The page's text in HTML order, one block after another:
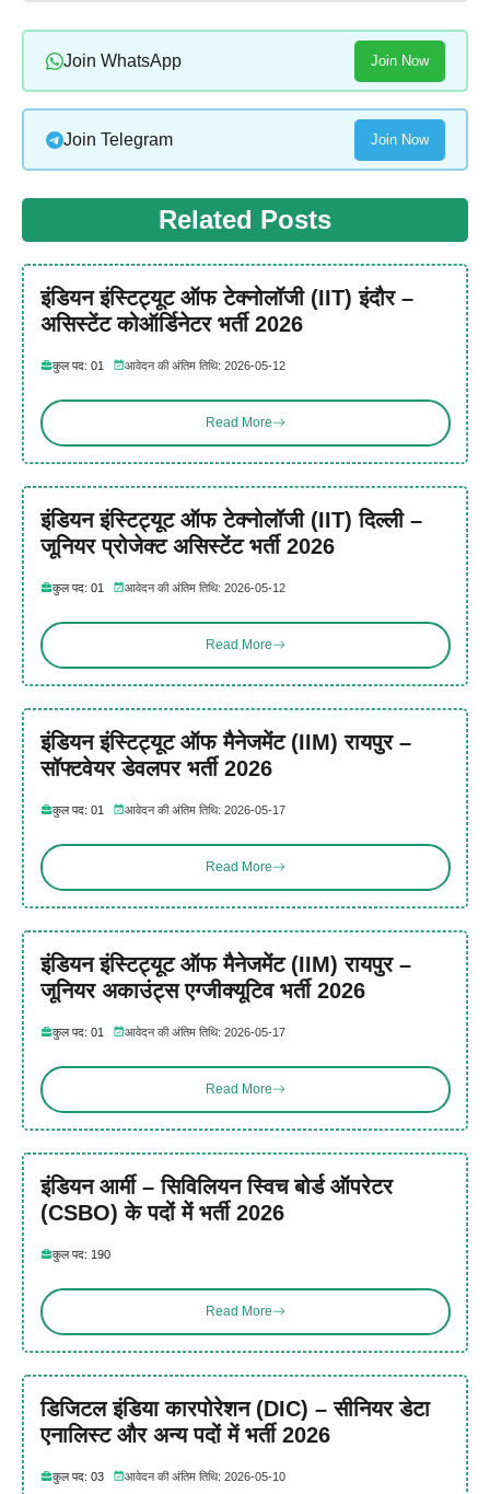
Join WhatsApp Join Now
Join Telegram Join Now
Related Posts
इंडियन इंस्टिट्यूट ऑफ टेक्नोलॉजी (IIT) इंदौर –
असिस्टेंट कोऑर्डिनेटर भर्ती 2026
कुल पद: 01 आवेदन की अंतिम तिथि: 2026-05-12
Read More
इंडियन इंस्टिट्यूट ऑफ टेक्नोलॉजी (IIT) दिल्ली –
जूनियर प्रोजेक्ट असिस्टेंट भर्ती 2026
कुल पद: 01 आवेदन की अंतिम तिथि: 2026-05-12
Read More
इंडियन इंस्टिट्यूट ऑफ मैनेजमेंट (IIM) रायपुर –
सॉफ्टवेयर डेवलपर भर्ती 2026
कुल पद: 01 आवेदन की अंतिम तिथि: 2026-05-17
Read More
इंडियन इंस्टिट्यूट ऑफ मैनेजमेंट (IIM) रायपुर –
जूनियर अकाउंट्स एग्जीक्यूटिव भर्ती 2026
कुल पद: 01 आवेदन की अंतिम तिथि: 2026-05-17
Read More
इंडियन आर्मी – सिविलियन स्विच बोर्ड ऑपरेटर
(CSBO) के पदों में भर्ती 2026
कुल पद: 190
Read More
डिजिटल इंडिया कारपोरेशन (DIC) – सीनियर डेटा
एनालिस्ट और अन्य पदों में भर्ती 2026
कुल पद: 03 आवेदन की अंतिम तिथि: 2026-05-10